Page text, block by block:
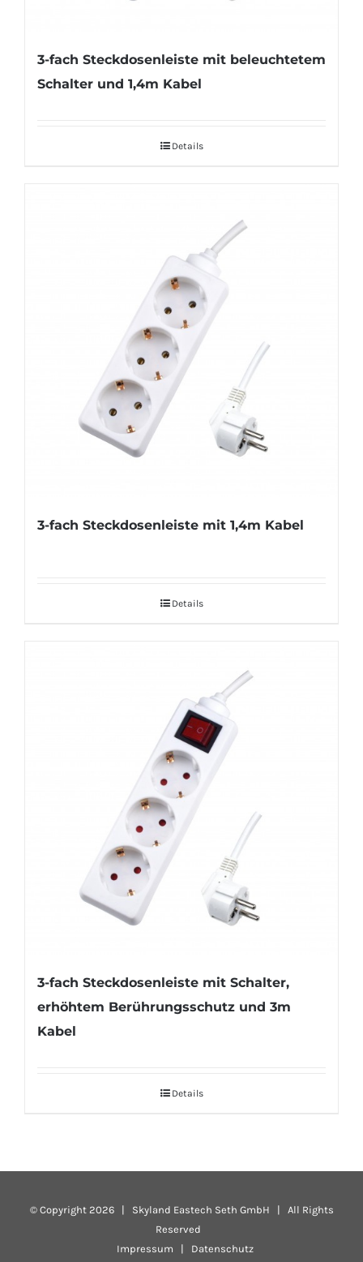
3-fach Steckdosenleiste mit beleuchtetem
Schalter und 1,4m Kabel
Details
3-fach Steckdosenleiste mit 1,4m Kabel
Details
3-fach Steckdosenleiste mit Schalter,
erhöhtem Berührungsschutz und 3m
Kabel
Details
© Copyright 2026 | Skyland Eastech Seth GmbH | All Rights
Reserved
Impressum | Datenschutz